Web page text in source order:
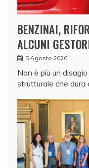
BENZINAI,
ALCUNI
5 Agosto 2026
Non è più un
strutturale che dura